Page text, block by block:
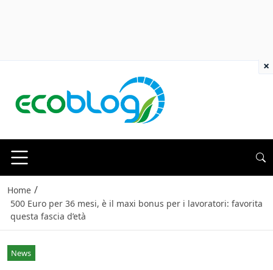
Home /
500 Euro per 36 mesi, è il maxi bonus per i lavoratori: favorita
questa fascia d’età
News
×